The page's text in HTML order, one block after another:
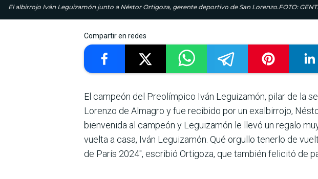
El albirrojo Iván Leguizamón junto a Néstor Ortigoza, gerente deportivo de San Lorenzo.FOTO:
Compartir en redes
El campeón del Preolímpico Iván Leguizamón, pilar de la
Lorenzo de Almagro y fue recibido por un exalbirrojo,
bienvenida al campeón y Leguizamón le llevó un regalo
vuelta a casa, Iván Legui­zamón. Qué orgullo tenerlo de
de París 2024″, escribió Ortigoza, que tam­bién felicitó de